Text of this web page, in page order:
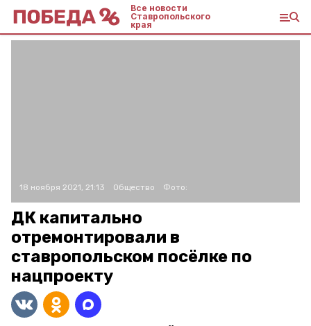
Все новости
Ставропольского
края
18 ноября 2021, 21:13 Общество Фото:
ДК капитально
отремонтировали в
ставропольском посёлке по
нацпроекту